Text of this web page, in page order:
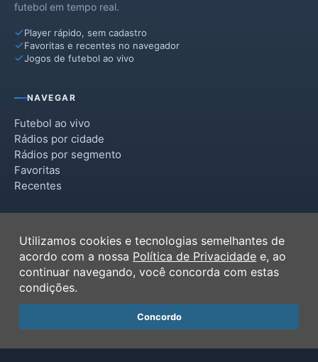
Sete de Setembro
Ubiretama
Vitória das Missões
futebol em tempo real.
Player rápido, sem cadastro
Favoritas e recentes no navegador
Jogos de futebol ao vivo
NAVEGAR
Futebol ao vivo
Rádios por cidade
Rádios por segmento
Favoritas
Recentes
Termos de Uso
Política de Privacidade
Ferramentas
Contato
Utilizamos cookies e tecnologias semelhantes de
acordo com a nossa Política de Privacidade e, ao
continuar navegando, você concorda com estas
condições.
Concordo